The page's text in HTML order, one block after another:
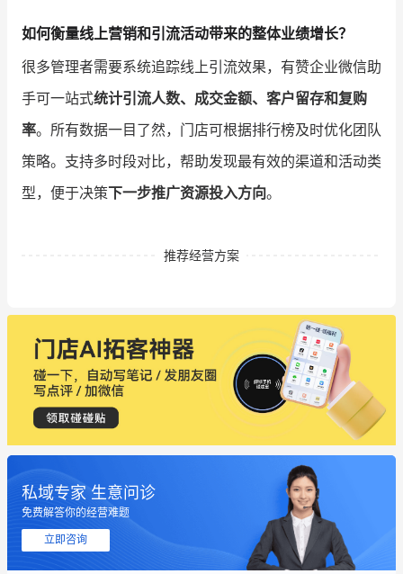
如何衡量线上营销和引流活动带来的整体业绩增长？
很多管理者需要系统追踪线上引流效果，有赞企业微信助
手可一站式统计引流人数、成交金额、客户留存和复购
率。所有数据一目了然，门店可根据排行榜及时优化团队
策略。支持多时段对比，帮助发现最有效的渠道和活动类
型，便于决策下一步推广资源投入方向。
推荐经营方案
私域专家 生意问诊
免费解答你的经营难题
立即咨询